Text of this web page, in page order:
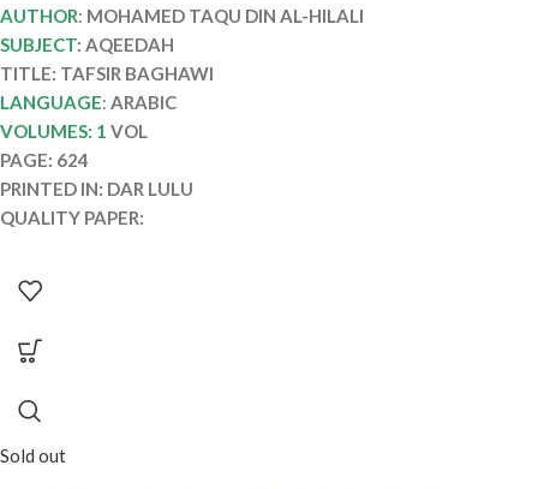
AUTHOR: MOHAMED TAQU DIN AL-HILALI
SUBJECT: AQEEDAH
TITLE: TAFSIR BAGHAWI
LANGUAGE: ARABIC
VOLUMES: 1 VOL
PAGE: 624
PRINTED IN: DAR LULU
QUALITY PAPER:
Sold out